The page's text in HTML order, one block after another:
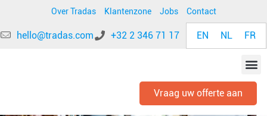
Over Tradas Klantenzone Jobs Contact
hello@tradas.com +32 2 346 71 17 EN NL FR
Vraag uw offerte aan